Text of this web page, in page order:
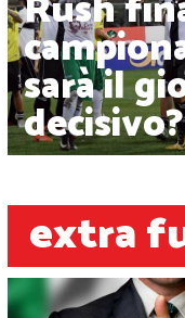
sarà il
decisivo?
extra